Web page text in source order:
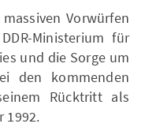
Vorwürfen
Ministerium für
und die Sorge um
den kommenden
Rücktritt als
1992.